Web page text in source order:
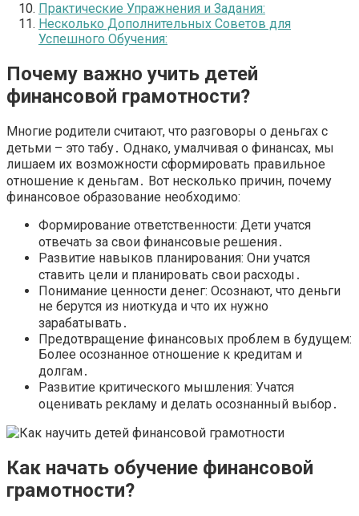
Практические Упражнения и Задания:
Несколько Дополнительных Советов для
Успешного Обучения:
Почему важно учить детей
финансовой грамотности?
Многие родители считают, что разговоры о деньгах с
детьми – это табу․ Однако, умалчивая о финансах, мы
лишаем их возможности сформировать правильное
отношение к деньгам․ Вот несколько причин, почему
финансовое образование необходимо:
Формирование ответственности: Дети учатся
отвечать за свои финансовые решения․
Развитие навыков планирования: Они учатся
ставить цели и планировать свои расходы․
Понимание ценности денег: Осознают, что деньги
не берутся из ниоткуда и что их нужно
зарабатывать․
Предотвращение финансовых проблем в будущем:
Более осознанное отношение к кредитам и
долгам․
Развитие критического мышления: Учатся
оценивать рекламу и делать осознанный выбор․
Как начать обучение финансовой
грамотности?